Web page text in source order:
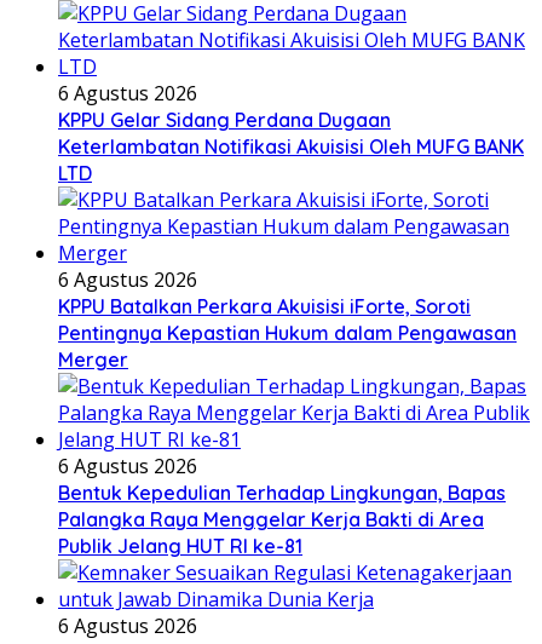
6 Agustus 2026
KPPU Gelar Sidang Perdana Dugaan
Keterlambatan Notifikasi Akuisisi Oleh MUFG BANK
LTD
6 Agustus 2026
KPPU Batalkan Perkara Akuisisi iForte, Soroti
Pentingnya Kepastian Hukum dalam Pengawasan
Merger
6 Agustus 2026
Bentuk Kepedulian Terhadap Lingkungan, Bapas
Palangka Raya Menggelar Kerja Bakti di Area
Publik Jelang HUT RI ke-81
6 Agustus 2026